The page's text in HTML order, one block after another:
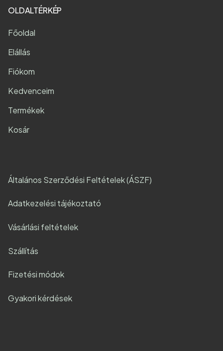
OLDALTÉRKÉP
Főoldal
Elállás
Fiókom
Kedvenceim
Termékek
Kosár
Általános Szerződési Feltételek (ÁSZF)
Adatkezelési tájékoztató
Vásárlási feltételek
Szállítás
Fizetési módok
Gyakori kérdések